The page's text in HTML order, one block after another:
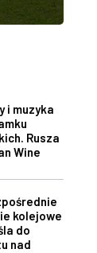
i muzyka
Rusza
Wine
kolejowe
do
nad